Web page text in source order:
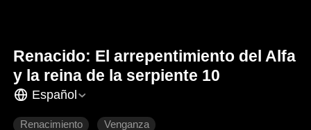
Renacido: El arrepentimiento del Alfa
y la reina de la serpiente 10
Español
Renacimiento Venganza